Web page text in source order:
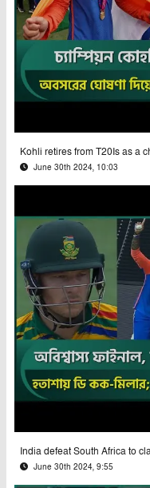
Kohli retires from T20Is as a
June 30th 2024, 10:03
India defeat South Africa to
June 30th 2024, 9:55